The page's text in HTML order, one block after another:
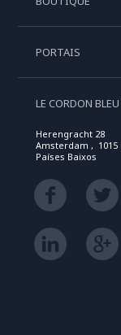
PORTAIS
LE CORDON
Herengracht 28
Amsterdam , 1015
Países Baixos